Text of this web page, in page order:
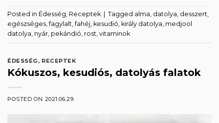
Posted in Édesség, Receptek Tagged alma, datolya, desszert,
egészséges,fagylalt,fahéj, kesudió, király datolya, medjool
datolya, nyár, pekándió, rost, vitaminok
ÉDESSÉG , RECEPTEK
Kókuszos, kesudiós, datolyás falatok
POSTED ON 2021.06.29.